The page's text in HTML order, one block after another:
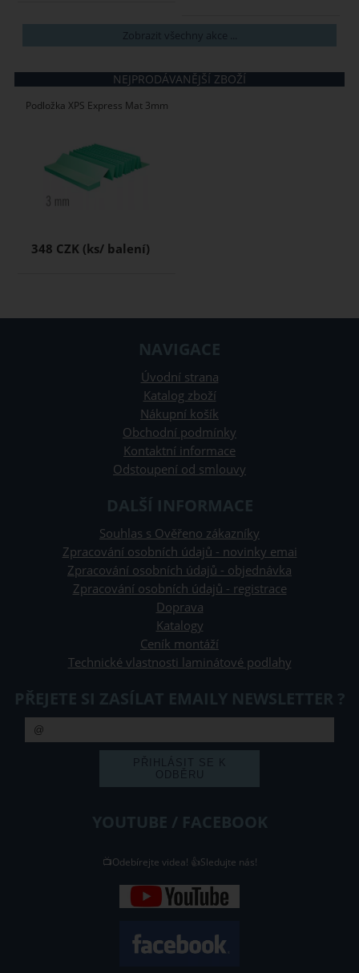
Zobrazit všechny akce ...
NEJPRODÁVANĚJŠÍ ZBOŽÍ
Podložka XPS Express Mat 3mm
348 CZK
NAVIGACE
Úvodní strana
Katalog zboží
Nákupní košík
Obchodní podmínky
Kontaktní informace
Odstoupení od smlouvy
DALŠÍ INFORMACE
Souhlas s Ověřeno zákazníky
Zpracování osobních údajů - novinky emai
Zpracování osobních údajů - objednávka
Zpracování osobních údajů - registrace
Doprava
Katalogy
Ceník montáží
Technické vlastnosti laminátové podlahy
PŘEJETE SI ZASÍLAT EMAILY NEWSLETTER ?
YOUTUBE / FACEBOOK
📺Odebírejte videa! 👍Sledujte nás!